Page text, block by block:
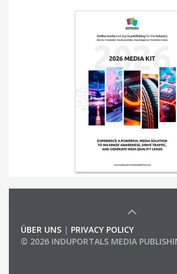
ÜBER UNS | PRIVACY POLICY
© 2026 INDUPORTALS MEDIA